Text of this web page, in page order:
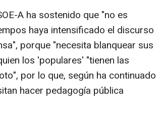
A ha sostenido que "no es
haya intensificado el discurso
porque "necesita blanquear sus
los 'populares' "tienen las
por lo que, según ha continuado
hacer pedagogía pública